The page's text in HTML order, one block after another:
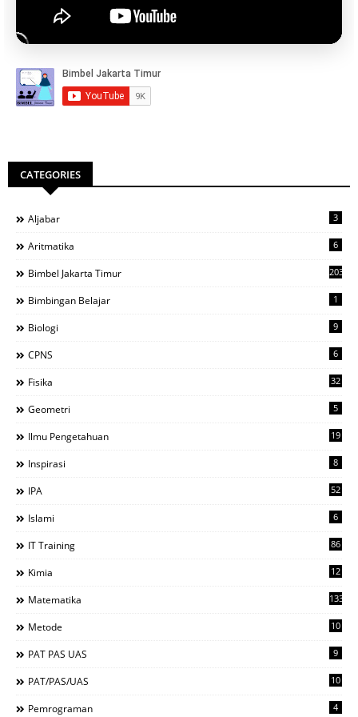
CATEGORIES
Aljabar 3
Aritmatika 6
Bimbel Jakarta Timur 203
Bimbingan Belajar 1
Biologi 9
CPNS 6
Fisika 32
Geometri 5
Ilmu Pengetahuan 19
Inspirasi 8
IPA 52
Islami 6
IT Training 86
Kimia 12
Matematika 133
Metode 10
PAT PAS UAS 9
PAT/PAS/UAS 10
Pemrograman 4